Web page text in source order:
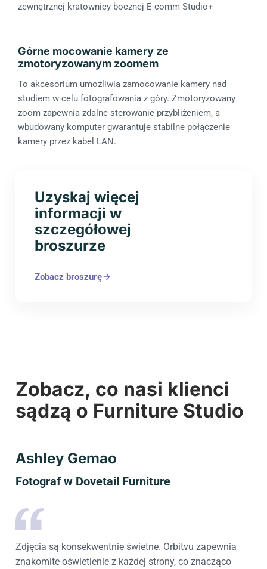
zewnętrznej kratownicy bocznej E-comm Studio+
Górne mocowanie kamery ze
zmotoryzowanym zoomem
To akcesorium umożliwia zamocowanie kamery nad
studiem w celu fotografowania z góry. Zmotoryzowany
zoom zapewnia zdalne sterowanie przybliżeniem, a
wbudowany komputer gwarantuje stabilne połączenie
kamery przez kabel LAN.
Uzyskaj więcej
informacji w
szczegółowej
broszurze
Zobacz broszurę
Zobacz, co nasi klienci
sądzą o Furniture Studio
Ashley Gemao
Fotograf w Dovetail Furniture
Zdjęcia są konsekwentnie świetne. Orbitvu zapewnia
znakomite oświetlenie z każdej strony, co znacząco